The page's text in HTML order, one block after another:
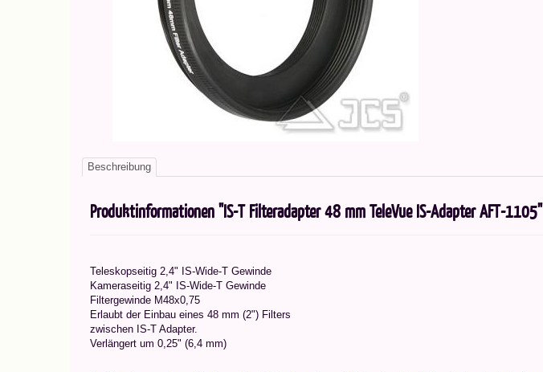
Beschreibung
Produktinformationen "IS-T Filteradapter 48 mm TeleVue IS-Adapter AFT-1105"
Teleskopseitig 2,4" IS-Wide-T Gewinde
Kameraseitig 2,4" IS-Wide-T Gewinde
Filtergewinde M48x0,75
Erlaubt der Einbau eines 48 mm (2") Filters
zwischen IS-T Adapter.
Verlängert um 0,25" (6,4 mm)